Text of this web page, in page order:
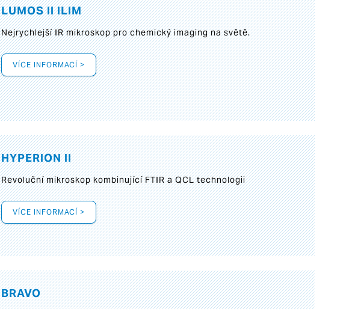
LUMOS II ILIM
Nejrychlejší IR mikroskop pro chemický imaging na světě.
VÍCE INFORMACÍ >
HYPERION II
Revoluční mikroskop kombinující FTIR a QCL technologii
VÍCE INFORMACÍ >
BRAVO